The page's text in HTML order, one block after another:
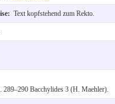
Text kopfstehend zum Rekto.
Bacchylides 3 (H. Maehler).